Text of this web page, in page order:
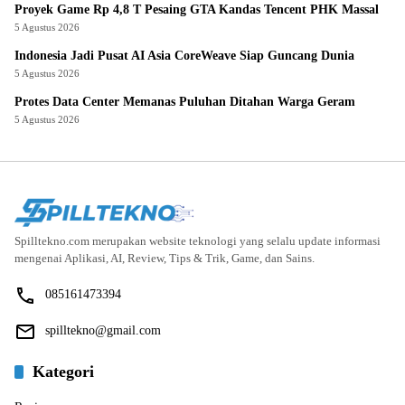
Proyek Game Rp 4,8 T Pesaing GTA Kandas Tencent PHK Massal
5 Agustus 2026
Indonesia Jadi Pusat AI Asia CoreWeave Siap Guncang Dunia
5 Agustus 2026
Protes Data Center Memanas Puluhan Ditahan Warga Geram
5 Agustus 2026
Spilltekno.com merupakan website teknologi yang selalu update informasi
mengenai Aplikasi, AI, Review, Tips & Trik, Game, dan Sains.
085161473394
spilltekno@gmail.com
Kategori